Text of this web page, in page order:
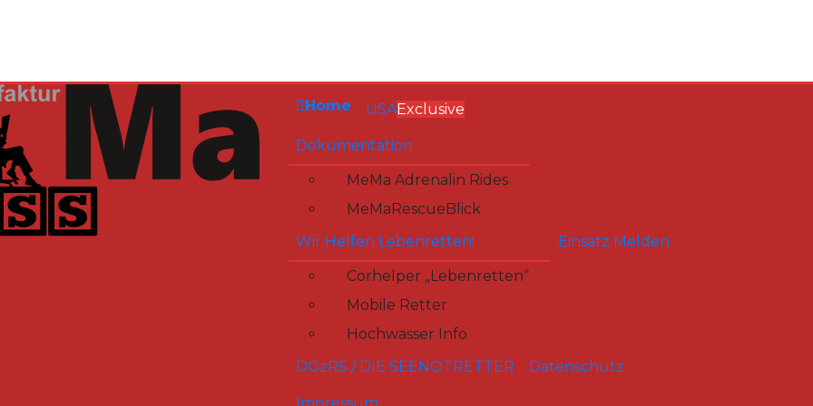
Home USAExclusive
Dokumentation
MeMa Adrenalin Rides
MeMaRescueBlick
Wir Helfen Lebenretten!
Corhelper „Lebenretten“
Mobile Retter
Hochwasser Info
Einsatz Melden
DGzRS / DIE SEENOTRETTER Datenschutz